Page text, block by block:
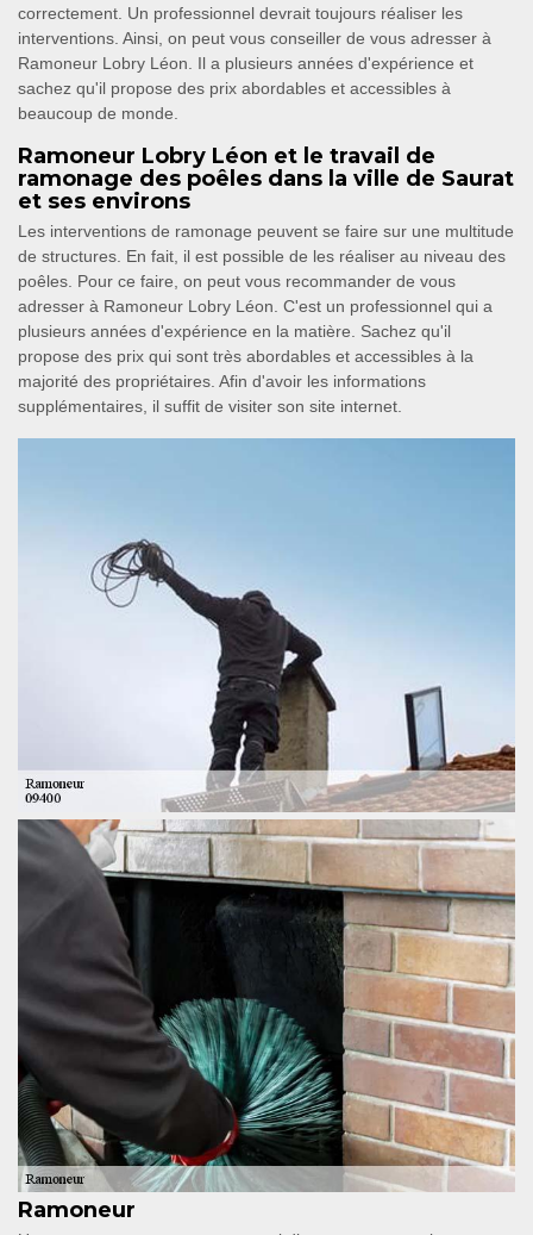
correctement. Un professionnel devrait toujours réaliser les
interventions. Ainsi, on peut vous conseiller de vous adresser à
Ramoneur Lobry Léon. Il a plusieurs années d'expérience et
sachez qu'il propose des prix abordables et accessibles à
beaucoup de monde.
Ramoneur Lobry Léon et le travail de
ramonage des poêles dans la ville de Saurat
et ses environs
Les interventions de ramonage peuvent se faire sur une multitude
de structures. En fait, il est possible de les réaliser au niveau des
poêles. Pour ce faire, on peut vous recommander de vous
adresser à Ramoneur Lobry Léon. C'est un professionnel qui a
plusieurs années d'expérience en la matière. Sachez qu'il
propose des prix qui sont très abordables et accessibles à la
majorité des propriétaires. Afin d'avoir les informations
supplémentaires, il suffit de visiter son site internet.
Ramoneur